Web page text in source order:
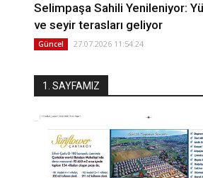
Selimpaşa Sahili Yenileniyor:
ve seyir terasları geliyor
Güncel 27.07.2026 11:54:24
1. SAYFAMIZ